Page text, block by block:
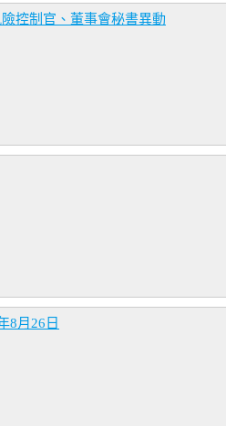
控制官、董事會秘書異動
8月26日